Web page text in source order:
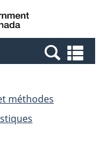
Canada
et
méthodes